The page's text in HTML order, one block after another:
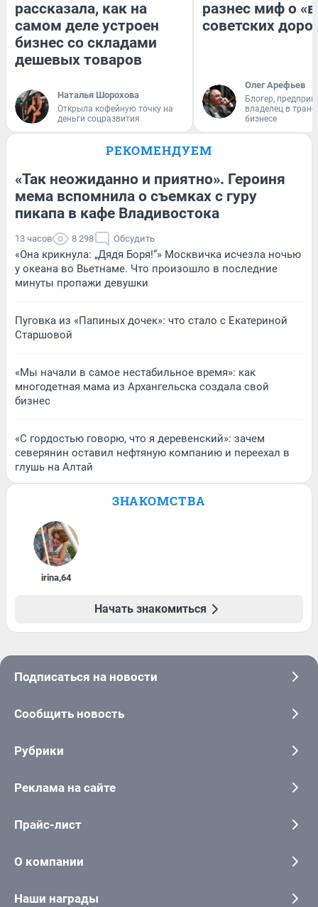
рассказала, как на
самом деле устроен
бизнес со складами
дешевых товаров
Наталья Шорохова
Открыла кофейную точку на
деньги соцразвития
разнес миф о
советских
Олег Арефьев
Блогер,
владелец в
бизнесе
РЕКОМЕНДУЕМ
«Так неожиданно и приятно». Героиня
мема вспомнила о съемках с гуру
пикапа в кафе Владивостока
13 часов 8 298 Обсудить
«Она крикнула: „Дядя Боря!“» Москвичка исчезла ночью
у океана во Вьетнаме. Что произошло в последние
минуты пропажи девушки
Пуговка из «Папиных дочек»: что стало с Екатериной
Старшовой
«Мы начали в самое нестабильное время»: как
многодетная мама из Архангельска создала свой
бизнес
«С гордостью говорю, что я деревенский»: зачем
северянин оставил нефтяную компанию и переехал в
глушь на Алтай
ЗНАКОМСТВА
irina,64
Начать знакомиться
Подписаться на новости
Сообщить новость
Рубрики
Реклама на сайте
Прайс-лист
О компании
Наши награды